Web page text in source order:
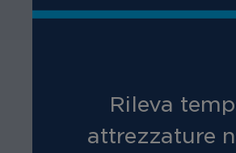
Rileva
attrezzature